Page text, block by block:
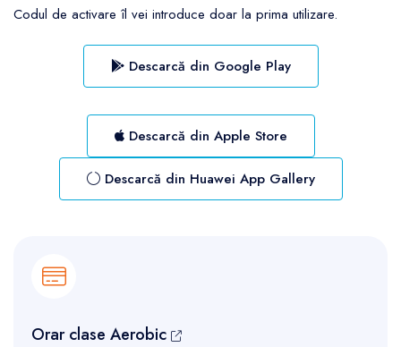
Codul de activare îl vei introduce doar la prima utilizare.
Descarcă din Google Play
Descarcă din Apple Store
Descarcă din Huawei App Gallery
Orar clase Aerobic